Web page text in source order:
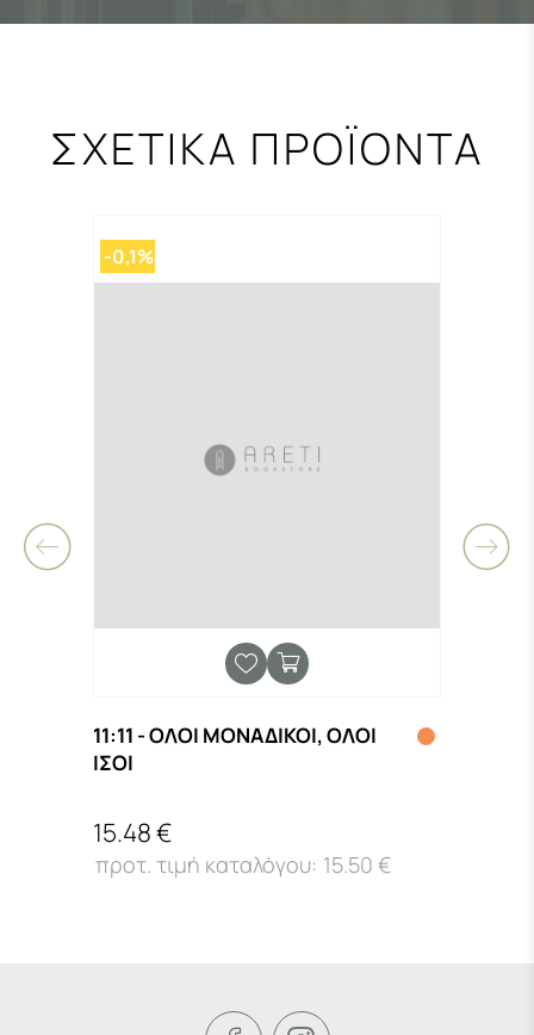
ΣΧΕΤΙΚΑ ΠΡΟΪΟΝΤΑ
-0,1%
11:11 - ΟΛΟΙ ΜΟΝΑΔΙΚΟΙ, ΟΛΟΙ
ΙΣΟΙ
15.48 €
15.50 €